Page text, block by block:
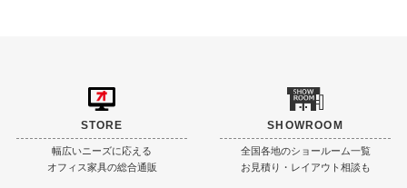
STORE
幅広いニーズに応える
オフィス家具の総合通販
SHOWROOM
全国各地のショールーム一覧
お見積り・レイアウト相談も